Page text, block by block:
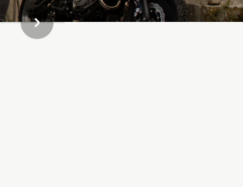
ARTICLE SUIVANT DE LA GALERIE